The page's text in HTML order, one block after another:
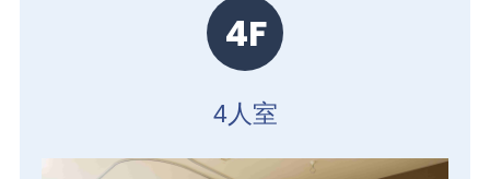
4F
4人室